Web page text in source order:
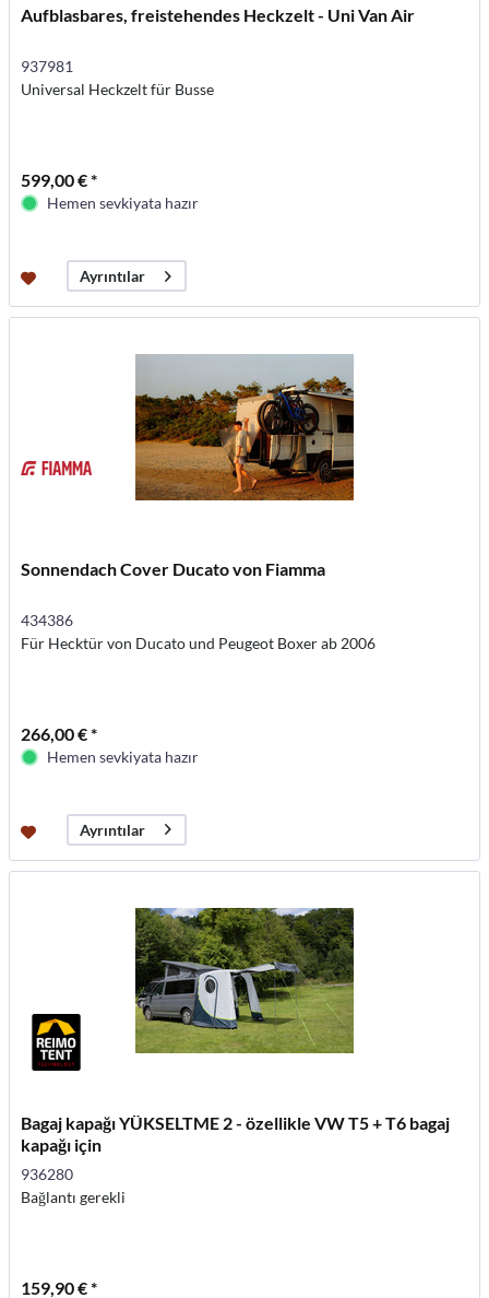
Aufblasbares, freistehendes Heckzelt - Uni Van Air
937981
Universal Heckzelt für Busse
599,00 € *
Hemen sevkiyata hazır
Ayrıntılar
Sonnendach Cover Ducato von Fiamma
434386
Für Hecktür von Ducato und Peugeot Boxer ab 2006
266,00 € *
Hemen sevkiyata hazır
Ayrıntılar
Bagaj kapağı YÜKSELTME 2 - özellikle VW T5 + T6 bagaj
kapağı için
936280
Bağlantı gerekli
159,90 € *